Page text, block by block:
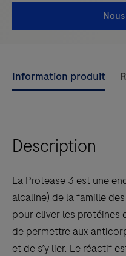
Use
left
arrow
to
scroll
between
the
tabs
Information produit
Description
La Protease 3 est une
alcaline) de la famille
pour cliver les protéines
de permettre aux
et de s’y lier. Le réactif